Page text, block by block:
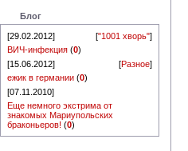
Блог
[29.02.2012] ["1001 хворь"]
ВИЧ-инфекция (0)
[15.06.2012]
[Разное]
ежик в германии (0)
[07.11.2010]
Еще немного экстрима от
знакомых Мариупольских
браконьеров! (0)